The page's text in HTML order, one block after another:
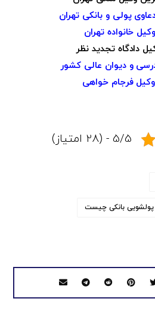
پولی و بانکی تهران
خانواده تهران
دادگاه تجدید نظر
و دیوان عالی کشور
فرجام خواهی
5/5 - (28 امتیاز)
پولشویی بانکی چیست